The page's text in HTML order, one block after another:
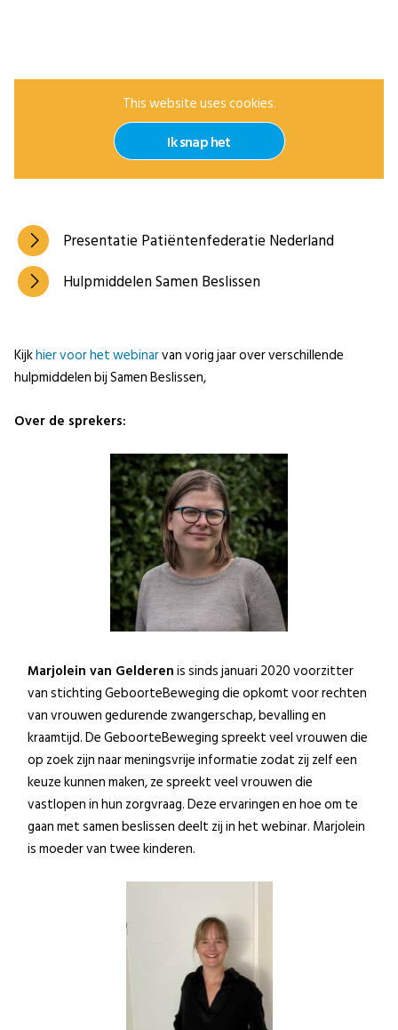
This website uses cookies.
Ik snap het
Presentatie Patiëntenfederatie Nederland
Hulpmiddelen Samen Beslissen
Kijkhier voor het webinarvan vorig jaar over verschillende
hulpmiddelen bij Samen Beslissen,
Over de sprekers:
Marjolein van Gelderenis sinds januari 2020 voorzitter
van stichting GeboorteBeweging die opkomt voor rechten
van vrouwen gedurende zwangerschap, bevalling en
kraamtijd. De GeboorteBeweging spreekt veel vrouwen die
op zoek zijn naar meningsvrije informatie zodat zij zelf een
keuze kunnen maken, ze spreekt veel vrouwen die
vastlopen in hun zorgvraag. Deze ervaringen en hoe om te
gaan met samen beslissen deelt zij in het webinar. Marjolein
is moeder van twee kinderen.